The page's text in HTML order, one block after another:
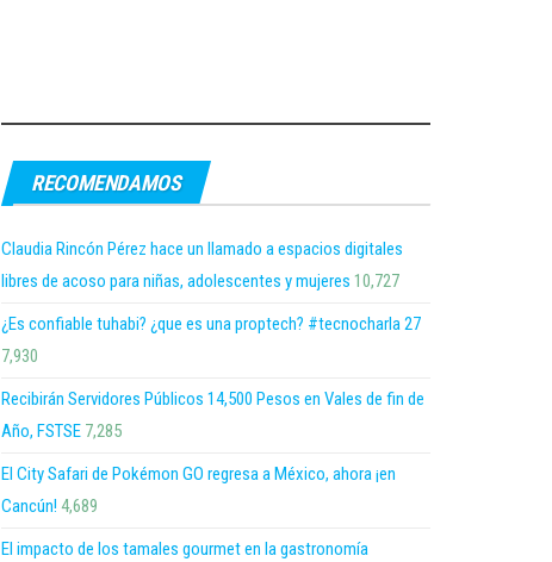
RECOMENDAMOS
Claudia Rincón Pérez hace un llamado a espacios digitales
libres de acoso para niñas, adolescentes y mujeres 10,727
¿Es confiable tuhabi? ¿que es una proptech? #tecnocharla 27
7,930
Recibirán Servidores Públicos 14,500 Pesos en Vales de fin de
Año, FSTSE 7,285
El City Safari de Pokémon GO regresa a México, ahora ¡en
Cancún! 4,689
El impacto de los tamales gourmet en la gastronomía